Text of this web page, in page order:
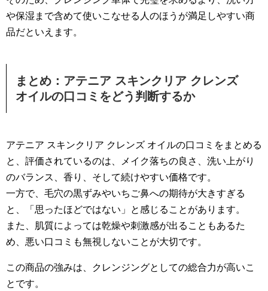
や保湿まで含めて使いこなせる人のほうが満足しやすい商
品だといえます。
まとめ：アテニア スキンクリア クレンズ
オイルの口コミをどう判断するか
アテニア スキンクリア クレンズ オイルの口コミをまとめる
と、評価されているのは、メイク落ちの良さ、洗い上がり
のバランス、香り、そして続けやすい価格です。
一方で、毛穴の黒ずみやいちご鼻への期待が大きすぎる
と、「思ったほどではない」と感じることがあります。
また、肌質によっては乾燥や刺激感が出ることもあるた
め、悪い口コミも無視しないことが大切です。
この商品の強みは、クレンジングとしての総合力が高いこ
とです。